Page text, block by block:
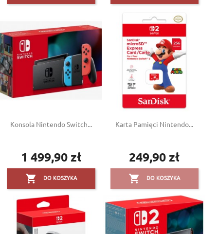
Konsola Nintendo Switch...
Cena
1 499,90 zł
 DO KOSZYKA
Karta Pamięci Nintendo...
Cena
249,90 zł
 DO KOSZYKA